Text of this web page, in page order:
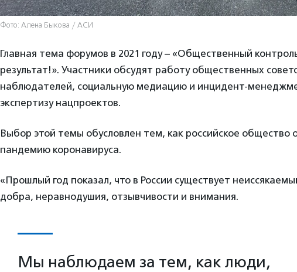
Фото: Алена Быкова / АСИ
Главная тема форумов в 2021 году – «Общественный
результат!». Участники обсудят работу общественных
наблюдателей, социальную медиацию и инцидент-
экспертизу нацпроектов.
Выбор этой темы обусловлен тем, как российское общество
пандемию коронавируса.
«Прошлый год показал, что в России существует
добра, неравнодушия, отзывчивости и внимания.
Мы наблюдаем за тем, как люди,